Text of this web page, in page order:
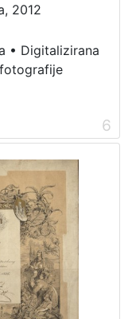
2012
• Digitalizirana
6